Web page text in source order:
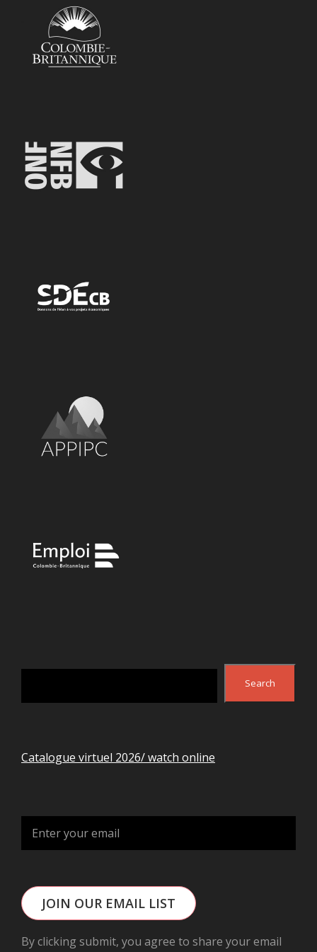
Search
Search
Catalogue virtuel 2026/ watch online
JOIN OUR EMAIL LIST
By clicking submit, you agree to share your email